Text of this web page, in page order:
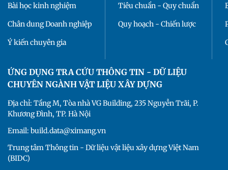
Bài học kinh nghiệm
Chân dung Doanh nghiệp
Ý kiến chuyên gia
Tiêu chuẩn - Quy chuẩn
Quy hoạch - Chiến lược
ỨNG DỤNG TRA CỨU THÔNG TIN - DỮ LIỆU
CHUYÊN NGÀNH VẬT LIỆU XÂY DỰNG
Địa chỉ: Tầng M, Tòa nhà VG Building, 235 Nguyễn Trãi, P.
Khương Đình, TP. Hà Nội
Email: build.data@ximang.vn
Trung tâm Thông tin - Dữ liệu vật liệu xây dựng Việt Nam
(BIDC)